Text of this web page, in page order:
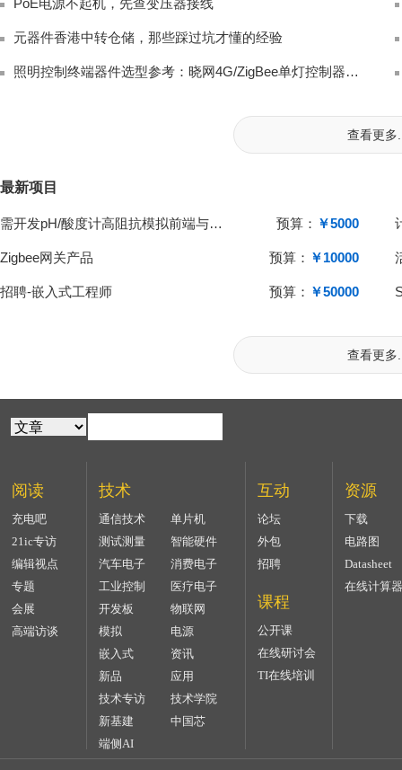
元器件香港中转仓储，那些踩过坑才懂的经验
照明控制终端器件选型参考：晓网4G/ZigBee单灯控制器方案对比
查看更多
最新项目
需开发pH/酸度计高阻抗模拟前端与单片机系统 预算： ￥5000
Zigbee网关产品 预算： ￥10000
招聘-嵌入式工程师 预算： ￥50000
查看更多
阅读
充电吧
21ic专访
编辑视点
专题
会展
高端访谈
技术
通信技术
单片机
测试测量
智能硬件
汽车电子
消费电子
工业控制
医疗电子
开发板
物联网
模拟
电源
嵌入式
资讯
新品
应用
技术专访
技术学院
新基建
中国芯
端侧AI
互动
论坛
外包
招聘
课程
公开课
在线研讨会
TI在线培训
资源
下载
电路图
Datasheet
在线计算器